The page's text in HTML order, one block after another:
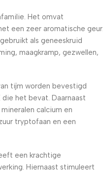
Het omvat
een zeer aromatische geur.
als geneeskruid
maagkramp, gezwellen,
tijm worden bevestigd
het bevat. Daarnaast
calcium en
tryptofaan en een
een krachtige
Hiernaast stimuleert